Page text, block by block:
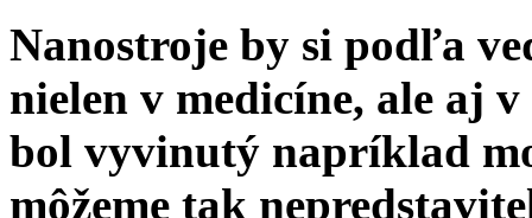
Nanostroje by si podľa
nielen v medicíne, ale aj
bol vyvinutý napríklad
môžeme tak